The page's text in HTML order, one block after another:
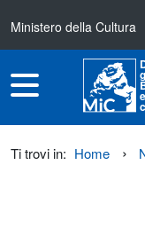
Ministero della Cultura
Ti trovi in: Home